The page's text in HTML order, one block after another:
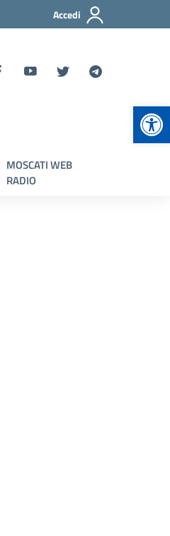
Accedi
MOSCATI WEB
RADIO